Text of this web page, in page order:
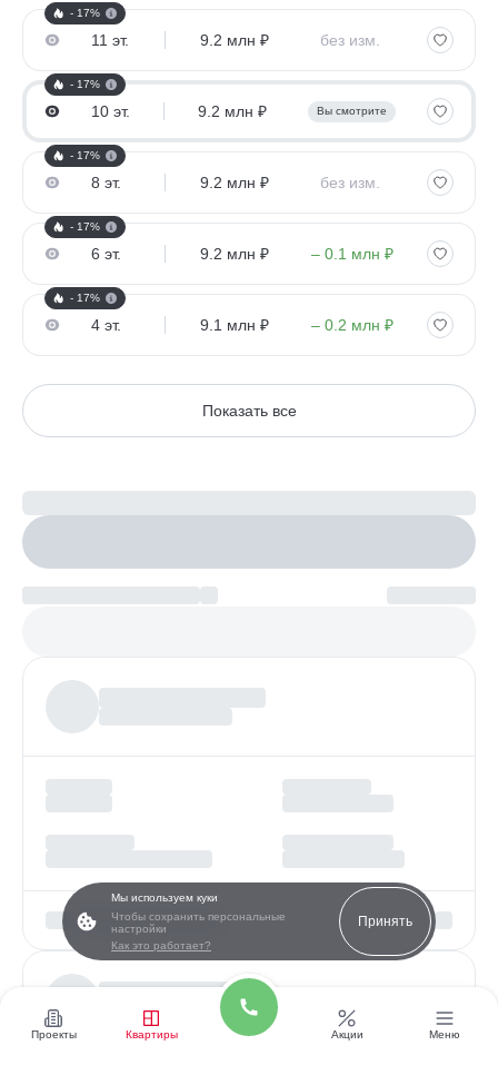
Проекты Квартиры Акции Меню
- 17%
11 эт. 9.2 млн ₽ без изм.
- 17%
10 эт. 9.2 млн ₽ Вы смотрите
- 17%
8 эт. 9.2 млн ₽ без изм.
- 17%
6 эт. 9.2 млн ₽ – 0.1 млн ₽
- 17%
4 эт. 9.1 млн ₽ – 0.2 млн ₽
Показать все
Мы используем куки
Чтобы сохранить персональные
настройки
Как это работает?
Принять